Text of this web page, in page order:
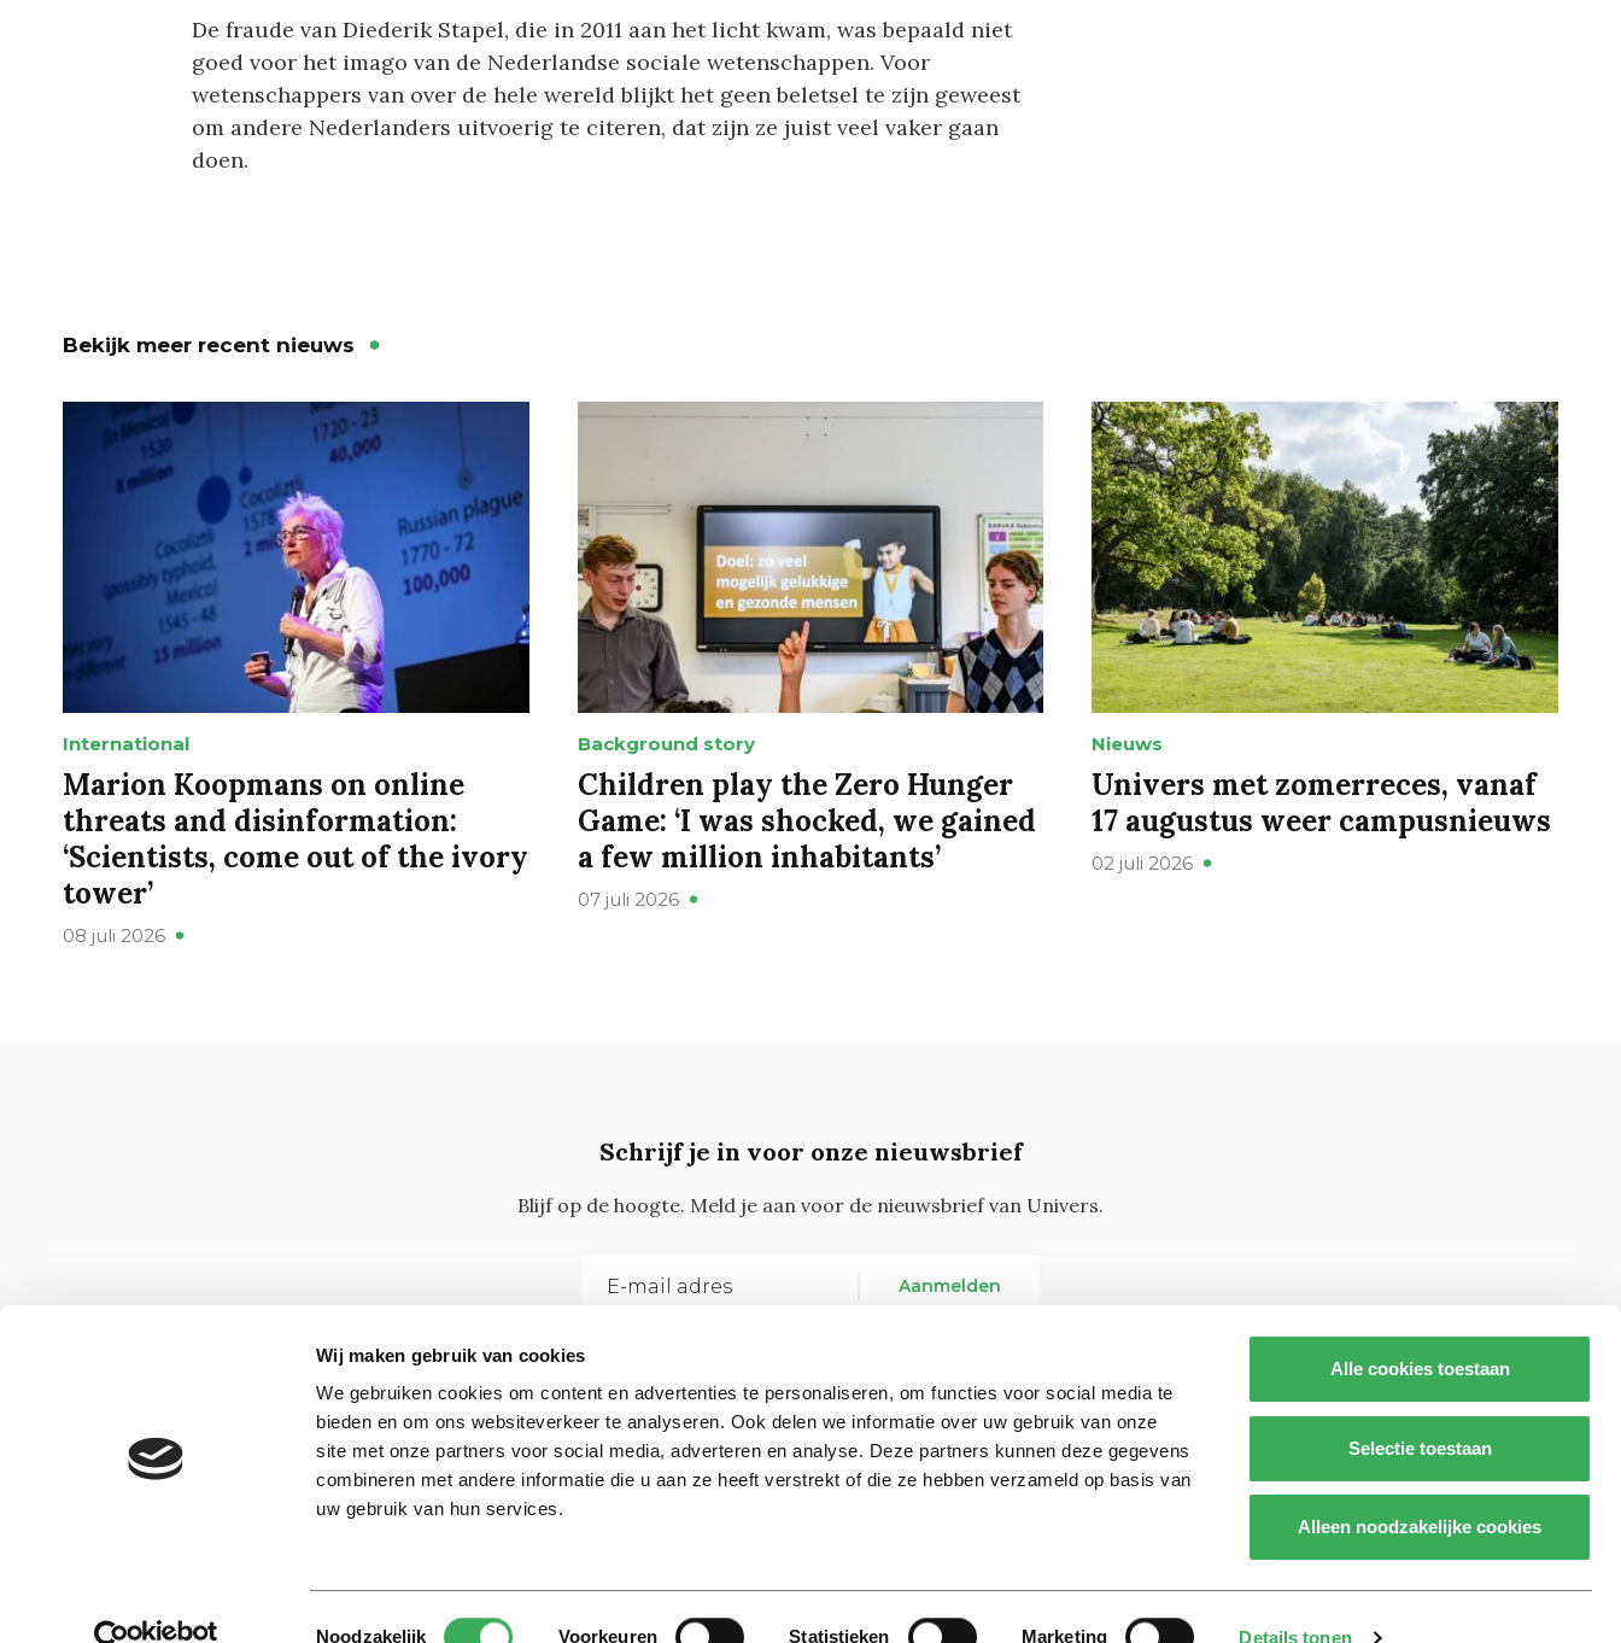
Wij maken gebruik van cookies
We gebruiken cookies om content en advertenties te personaliseren, om functies voor social media te
bieden en om ons websiteverkeer te analyseren. Ook delen we informatie over uw gebruik van onze
site met onze partners voor social media, adverteren en analyse. Deze partners kunnen deze gegevens
combineren met andere informatie die u aan ze heeft verstrekt of die ze hebben verzameld op basis van
uw gebruik van hun services.
Toestemmingsselectie
Noodzakelijk Voorkeuren Statistieken Marketing Details tonen
Alle cookies toestaan
Selectie toestaan
Alleen noodzakelijke cookies
De fraude van Diederik Stapel, die in 2011 aan het licht kwam, was bepaald niet
goed voor het imago van de Nederlandse sociale wetenschappen. Voor
wetenschappers van over de hele wereld blijkt het geen beletsel te zijn geweest
om andere Nederlanders uitvoerig te citeren, dat zijn ze juist veel vaker gaan
doen.
Bekijk meer recent nieuws
International
Marion Koopmans on online
threats and disinformation:
‘Scientists, come out of the ivory
tower’
08 juli 2026
Background story
Children play the Zero Hunger
Game: ‘I was shocked, we gained
a few million inhabitants’
07 juli 2026
Nieuws
Univers met zomerreces, vanaf
17 augustus weer campusnieuws
02 juli 2026
Schrijf je in voor onze nieuwsbrief
Blijf op de hoogte. Meld je aan voor de nieuwsbrief van Univers.
Aanmelden
Neem contact met ons op
© 2026 -Over ons Adverteren Werken bij Contact Realisatie door: